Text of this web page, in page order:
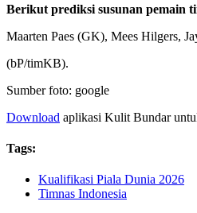
Berikut prediksi susunan pemain
Maarten Paes (GK), Mees Hilgers,
(bP/timKB).
Sumber foto: google
Download aplikasi Kulit Bundar
Tags:
Kualifikasi Piala Dunia 2026
Timnas Indonesia